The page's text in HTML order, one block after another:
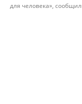
для человека»,